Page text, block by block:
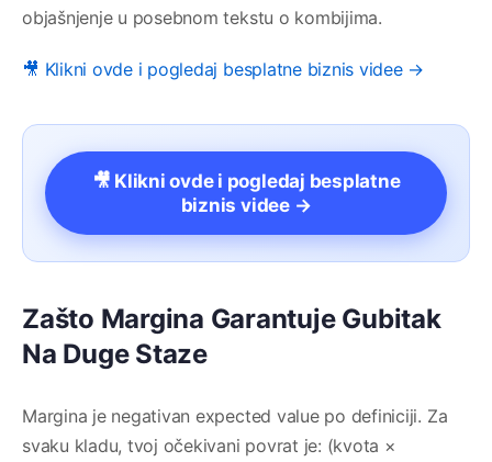
objašnjenje u posebnom tekstu o kombijima.
🎥 Klikni ovde i pogledaj besplatne biznis videe →
🎥 Klikni ovde i pogledaj besplatne
biznis videe →
Zašto Margina Garantuje Gubitak
Na Duge Staze
Margina je negativan expected value po definiciji. Za
svaku kladu, tvoj očekivani povrat je: (kvota ×